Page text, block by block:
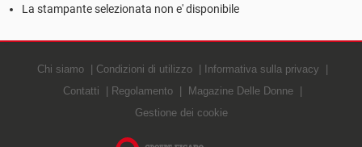
La stampante selezionata non e' disponibile
Chi siamo Condizioni di utilizzo
Informativa sulla privacy
Contatti
Regolamento
Magazine Delle Donne
Gestione dei cookie